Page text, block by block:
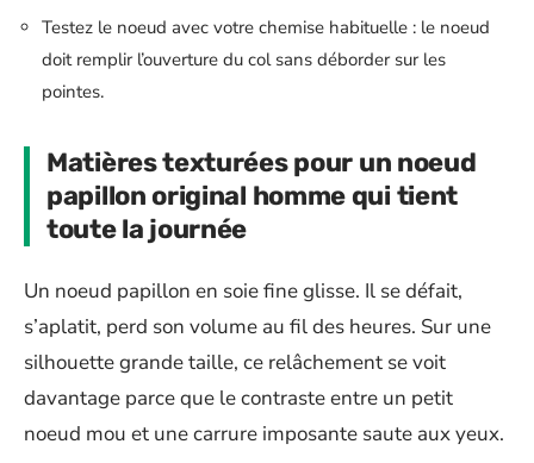
Testez le noeud avec votre chemise habituelle : le noeud
doit remplir l’ouverture du col sans déborder sur les
pointes.
Matières texturées pour un noeud
papillon original homme qui tient
toute la journée
Un noeud papillon en soie fine glisse. Il se défait,
s’aplatit, perd son volume au fil des heures. Sur une
silhouette grande taille, ce relâchement se voit
davantage parce que le contraste entre un petit
noeud mou et une carrure imposante saute aux yeux.